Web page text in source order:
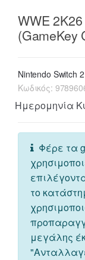
WWE
(GameKey
Nintendo Switch 2
Κωδικός:
Ημερομηνία
Φέρε τα
το
μεγάλης